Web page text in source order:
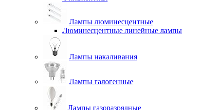
Лампы люминесцентные
Люминесцентные линейные лампы
Лампы накаливания
Лампы галогенные
Лампы газоразрядные